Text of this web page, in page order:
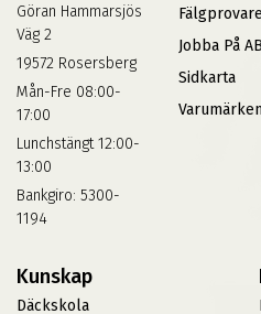
Göran Hammarsjös
Väg 2
19572 Rosersberg
Mån-Fre 08:00-
17:00
Lunchstängt 12:00-
13:00
Bankgiro: 5300-
1194
Jobba På
Sidkarta
Varumärken
Kunskap
Däckskola